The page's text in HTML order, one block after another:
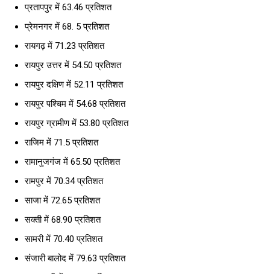
प्रतापपुर में 63.46 प्रतिशत
प्रेमनगर में 68. 5 प्रतिशत
रायगढ़ में 71.23 प्रतिशत
रायपुर उत्तर में 54.50 प्रतिशत
रायपुर दक्षिण में 52.11 प्रतिशत
रायपुर पश्चिम में 54.68 प्रतिशत
रायपुर ग्रामीण में 53.80 प्रतिशत
राजिम में 71.5 प्रतिशत
रामानुजगंज में 65.50 प्रतिशत
रामपुर में 70.34 प्रतिशत
साजा में 72.65 प्रतिशत
सक्ती में 68.90 प्रतिशत
सामरी में 70.40 प्रतिशत
संजारी बालोद में 79.63 प्रतिशत